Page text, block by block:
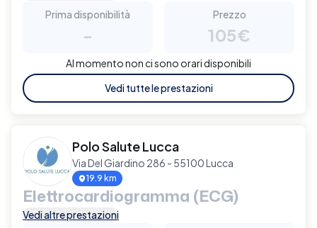
Prima disponibilità
-
Prezzo
105€
Al momento non ci sono orari disponibili
Vedi tutte le prestazioni
Polo Salute Lucca
Via Del Giardino 286 - 55100 Lucca
19.9 km
Elettrocardiogramma (ECG)
Vedi altre prestazioni